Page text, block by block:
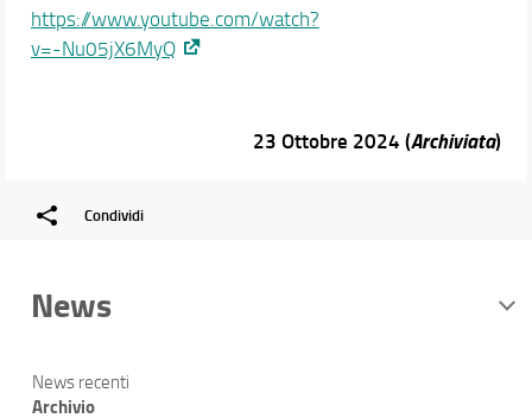
https://www.youtube.com/watch?
v=-Nu05jX6MyQ
23 Ottobre 2024 (Archiviata)
Condividi
News
News recenti
Archivio